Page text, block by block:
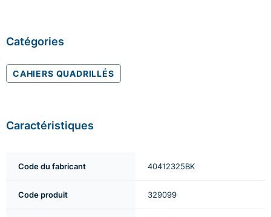
Catégories
CAHIERS QUADRILLÉS
Caractéristiques
Code du fabricant 40412325BK
Code produit 329099